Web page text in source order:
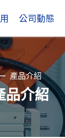
公司動態
產品介紹
品介紹